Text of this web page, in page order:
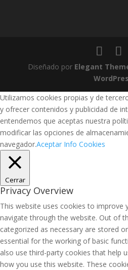
Diseñado por Elegant
Utilizamos cookies propias y de
y ofrecer contenidos y publicidad de
entendemos que aceptas nuestra
modificar las opciones de
navegador.Aceptar Info Cookies
Cerrar
Privacy Overview
This website uses cookies to improve
navigate through the website. Out of
categorized as necessary are stored
essential for the working of basic
also use third-party cookies that help
how you use this website. These